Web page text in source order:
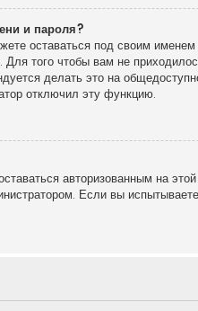
и пароля?
оставаться под своим
Для того чтобы вам не
делать это на
отключил эту функцию.
авторизованным на
Если вы